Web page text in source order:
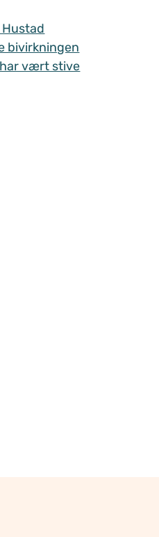
bivirkningen
vært stive